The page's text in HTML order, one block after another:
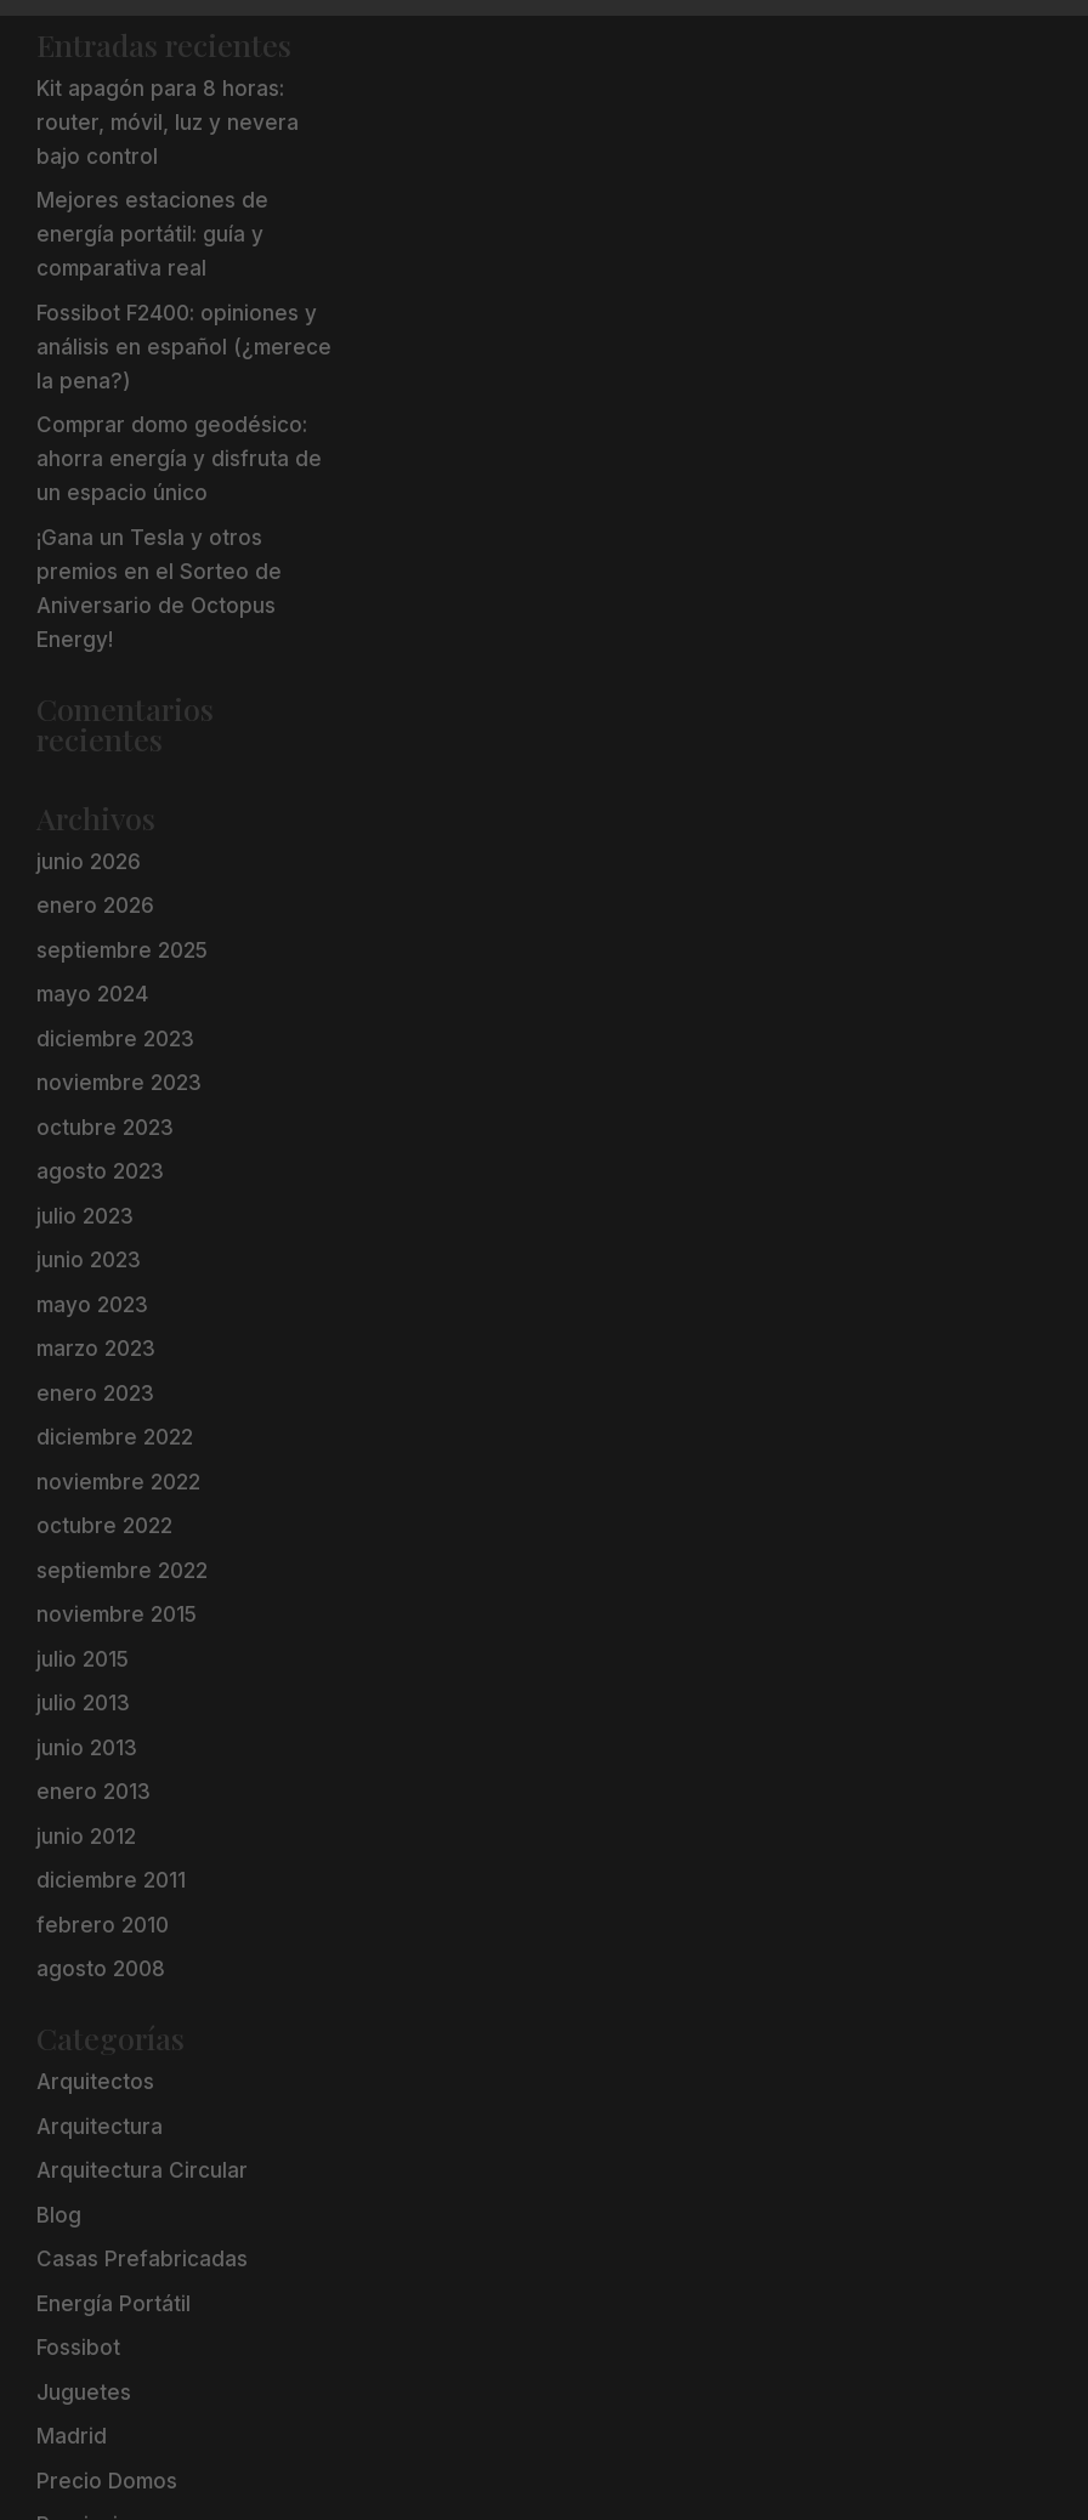
Entradas recientes
Kit apagón para 8 horas:
router, móvil, luz y nevera
bajo control
Mejores estaciones de
energía portátil: guía y
comparativa real
Fossibot F2400: opiniones y
análisis en español (¿merece
la pena?)
Comprar domo geodésico:
ahorra energía y disfruta de
un espacio único
¡Gana un Tesla y otros
premios en el Sorteo de
Aniversario de Octopus
Energy!
Comentarios
recientes
Archivos
junio 2026
enero 2026
septiembre 2025
mayo 2024
diciembre 2023
noviembre 2023
octubre 2023
agosto 2023
julio 2023
junio 2023
mayo 2023
marzo 2023
enero 2023
diciembre 2022
noviembre 2022
octubre 2022
septiembre 2022
noviembre 2015
julio 2015
julio 2013
junio 2013
enero 2013
junio 2012
diciembre 2011
febrero 2010
agosto 2008
Categorías
Arquitectos
Arquitectura
Arquitectura Circular
Blog
Casas Prefabricadas
Energía Portátil
Fossibot
Juguetes
Madrid
Precio Domos